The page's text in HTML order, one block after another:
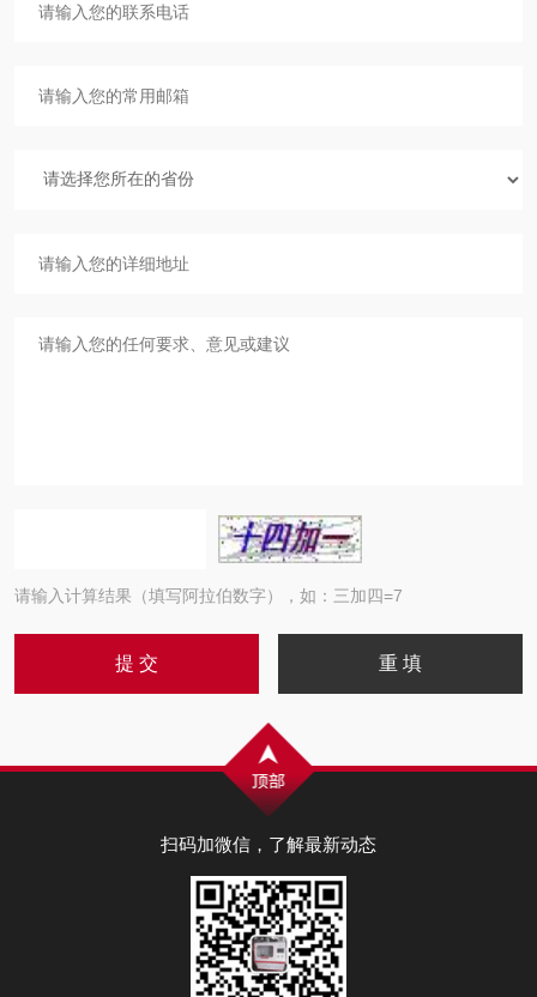
请输入计算结果（填写阿拉伯数字），如：三加四=7
扫码加微信，了解最新动态